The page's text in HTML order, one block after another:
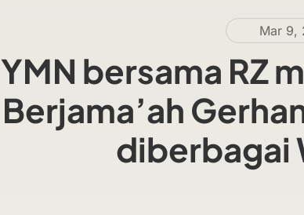
Mar 9,
YMN bersama RZ
Berjama’ah
diberbagai